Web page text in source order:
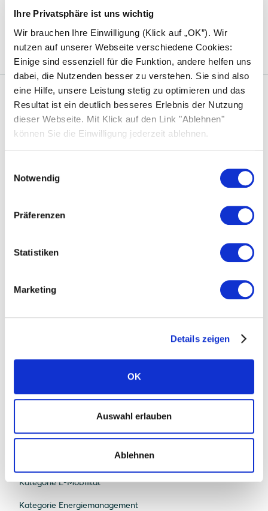
Ihre Privatsphäre ist uns wichtig
Wir brauchen Ihre Einwilligung (Klick auf „OK”). Wir
nutzen auf unserer Webseite verschiedene Cookies:
Einige sind essenziell für die Funktion, andere helfen uns
dabei, die Nutzenden besser zu verstehen. Sie sind also
eine Hilfe, unsere Leistung stetig zu optimieren und das
Resultat ist ein deutlich besseres Erlebnis der Nutzung
dieser Webseite. Mit Klick auf den Link "Ablehnen"
können Sie die Einwilligung jederzeit ablehnen.
Notwendig
Präferenzen
Statistiken
Marketing
Details zeigen
OK
Auswahl erlauben
Ablehnen
Eine Solaranlage mieten oder kaufen: Wann
lohnt sich was?
Solarwatt
Über uns
Nachhaltigkeit
News
FAQ Solarwatt
Kontakt aufnehmen
Kategorie Bau und Recht
Kategorie Beratung und Planung
Kategorie E-Mobilität
Kategorie Energiemanagement